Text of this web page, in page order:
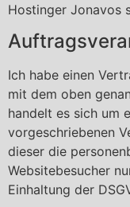
Hostinger Jonavos
Ich habe einen
mit dem oben
handelt es sich um
vorgeschriebenen
dieser die
Websitebesucher
Einhaltung der